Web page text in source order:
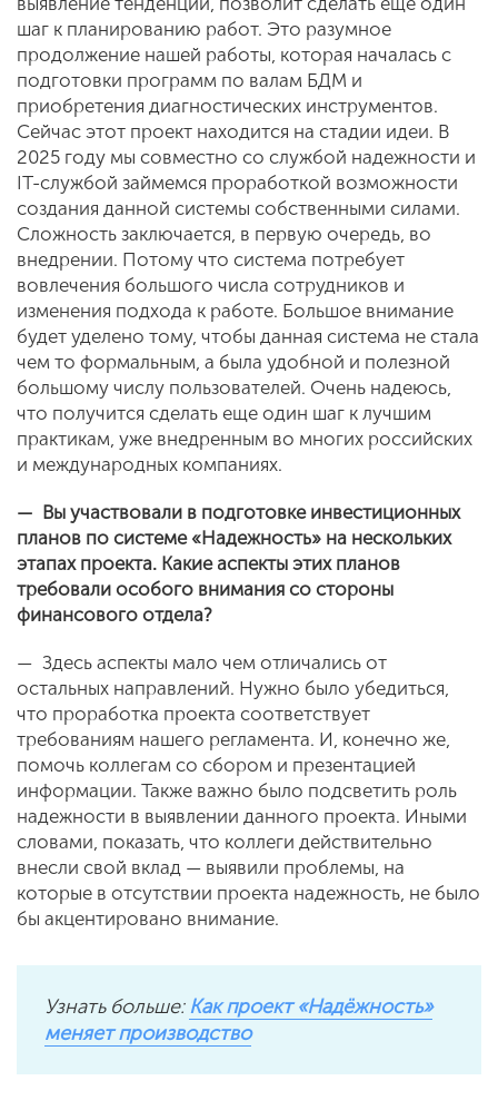
шаг к планированию работ. Это разумное
продолжение нашей работы, которая началась с
подготовки программ по валам БДМ и
приобретения диагностических инструментов.
Сейчас этот проект находится на стадии идеи. В
2025 году мы совместно со службой надежности и
IT-службой займемся проработкой возможности
создания данной системы собственными силами.
Сложность заключается, в первую очередь, во
внедрении. Потому что система потребует
вовлечения большого числа сотрудников и
изменения подхода к работе. Большое внимание
будет уделено тому, чтобы данная система не стала
чем то формальным, а была удобной и полезной
большому числу пользователей. Очень надеюсь,
что получится сделать еще один шаг к лучшим
практикам, уже внедренным во многих российских
и международных компаниях.
— Вы участвовали в подготовке инвестиционных
планов по системе «Надежность» на нескольких
этапах проекта. Какие аспекты этих планов
требовали особого внимания со стороны
финансового отдела?
— Здесь аспекты мало чем отличались от
остальных направлений. Нужно было убедиться,
что проработка проекта соответствует
требованиям нашего регламента. И, конечно же,
помочь коллегам со сбором и презентацией
информации. Также важно было подсветить роль
надежности в выявлении данного проекта. Иными
словами, показать, что коллеги действительно
внесли свой вклад — выявили проблемы, на
которые в отсутствии проекта надежность, не было
бы акцентировано внимание.
Узнать больше:Как проект «Надёжность»
меняет производство